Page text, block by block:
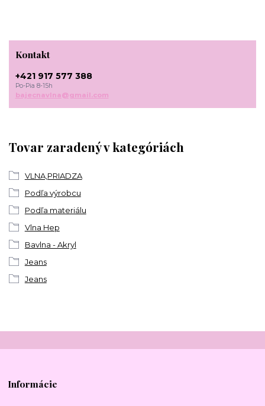
Tovar zaradený v kategóriách
VLNA,PRIADZA
Podľa výrobcu
Podľa materiálu
Vlna Hep
Bavlna - Akryl
Jeans
Jeans
Kontakt
+421 917 577 388
Po-Pia 8-15h
bajecnavlna@gmail.com
Informácie